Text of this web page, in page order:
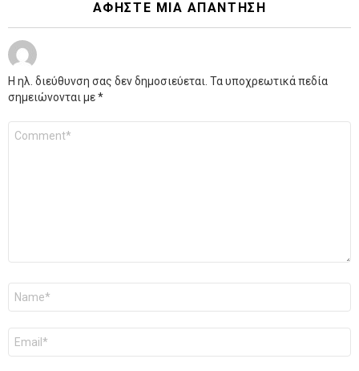
ΑΦΉΣΤΕ ΜΙΑ ΑΠΆΝΤΗΣΗ
Η ηλ. διεύθυνση σας δεν δημοσιεύεται. Τα υποχρεωτικά πεδία
σημειώνονται με*